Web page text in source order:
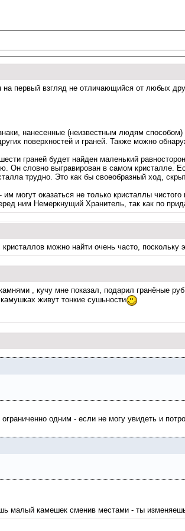
первый взгляд не отличающийся от любых
нанесенные (неизвестным людям
поверхностей и граней. Также можно
граней будет найден маленький
Он словно выгравирован в самом кристалле.
трудно. Это как бы своеобразный ход,
могут оказаться не только кристаллы
ним Немеркнущий Хранитель, так как по
можно найти очень часто, поскольку
, кучу мне показал, подарил гранёные
живут тонкие сушьности
одним - если не могу увидеть и
малый камешек сменив местами - ты